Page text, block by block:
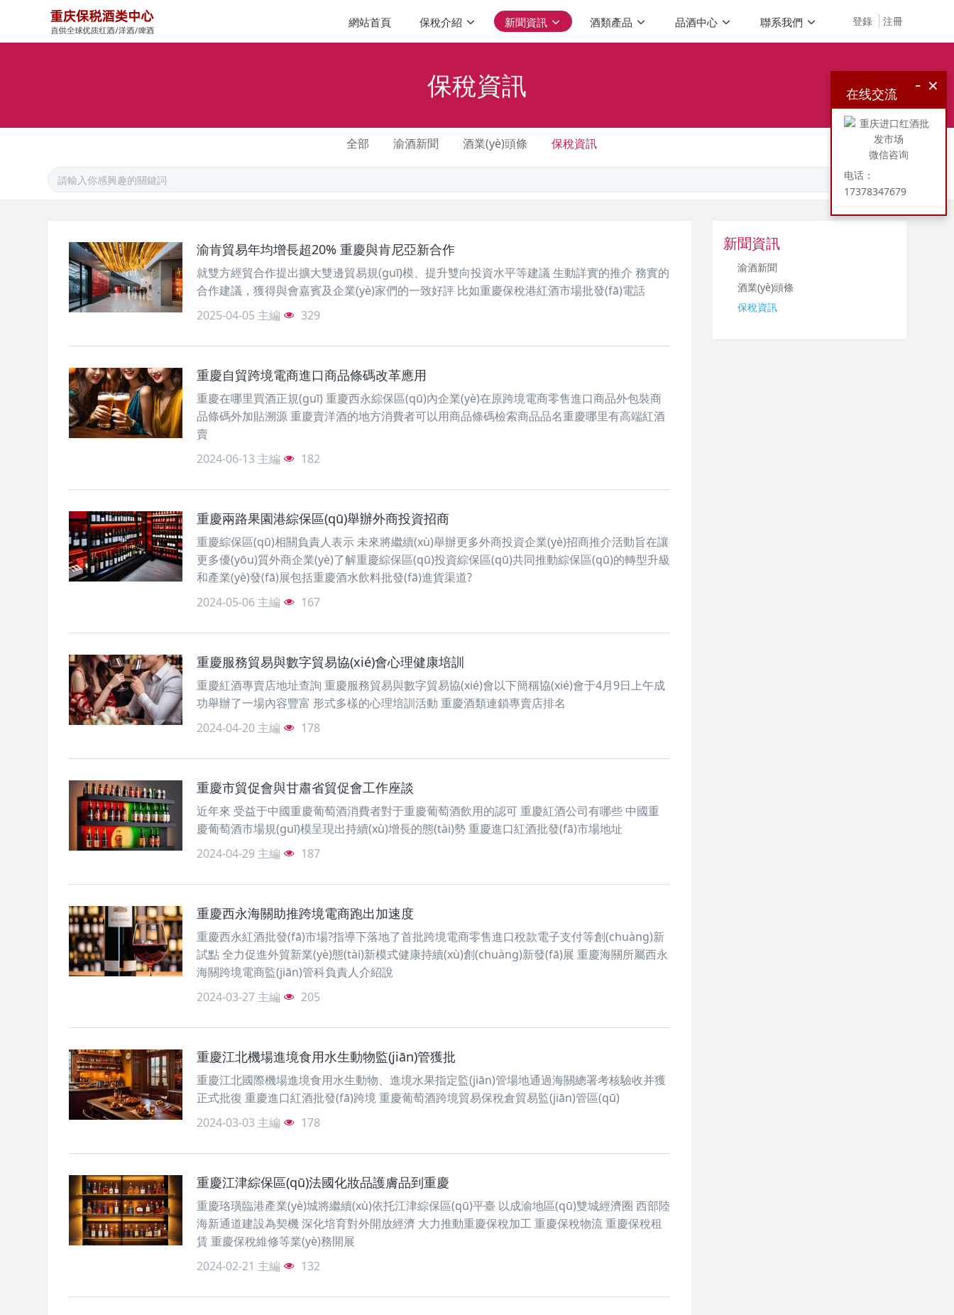
登錄 注冊
網站首頁 保稅介紹 新聞資訊 酒類產品 品酒中心 聯系我們
保稅資訊
全部 渝酒新聞 酒業(yè)頭條 保稅資訊
渝肯貿易年均增長超20% 重慶與肯尼亞新合作
就雙方經貿合作提出擴大雙邊貿易規(guī)模、提升雙向投資水平等建議 生動詳實的推介 務實的
合作建議，獲得與會嘉賓及企業(yè)家們的一致好評 比如重慶保稅港紅酒市場批發(fā)電話
2025-04-05 主編 329
重慶自貿跨境電商進口商品條碼改革應用
重慶在哪里買酒正規(guī) 重慶西永綜保區(qū)內企業(yè)在原跨境電商零售進口商品外包裝商
品條碼外加貼溯源 重慶賣洋酒的地方消費者可以用商品條碼檢索商品品名重慶哪里有高端紅酒
賣
2024-06-13 主編 182
重慶兩路果園港綜保區(qū)舉辦外商投資招商
重慶綜保區(qū)相關負責人表示 未來將繼續(xù)舉辦更多外商投資企業(yè)招商推介活動旨在讓
更多優(yōu)質外商企業(yè)了解重慶綜保區(qū)投資綜保區(qū)共同推動綜保區(qū)的轉型升級
和產業(yè)發(fā)展包括重慶酒水飲料批發(fā)進貨渠道?
2024-05-06 主編 167
重慶服務貿易與數字貿易協(xié)會心理健康培訓
重慶紅酒專賣店地址查詢 重慶服務貿易與數字貿易協(xié)會以下簡稱協(xié)會于4月9日上午成
功舉辦了一場內容豐富 形式多樣的心理培訓活動 重慶酒類連鎖專賣店排名
2024-04-20 主編 178
重慶市貿促會與甘肅省貿促會工作座談
近年來 受益于中國重慶葡萄酒消費者對于重慶葡萄酒飲用的認可 重慶紅酒公司有哪些 中國重
慶葡萄酒市場規(guī)模呈現出持續(xù)增長的態(tài)勢 重慶進口紅酒批發(fā)市場地址
2024-04-29 主編 187
重慶西永海關助推跨境電商跑出加速度
重慶西永紅酒批發(fā)市場?指導下落地了首批跨境電商零售進口稅款電子支付等創(chuàng)新
試點 全力促進外貿新業(yè)態(tài)新模式健康持續(xù)創(chuàng)新發(fā)展 重慶海關所屬西永
海關跨境電商監(jiān)管科負責人介紹說
2024-03-27 主編 205
重慶江北機場進境食用水生動物監(jiān)管獲批
重慶江北國際機場進境食用水生動物、進境水果指定監(jiān)管場地通過海關總署考核驗收并獲
正式批復 重慶進口紅酒批發(fā)跨境 重慶葡萄酒跨境貿易保稅倉貿易監(jiān)管區(qū)
2024-03-03 主編 178
重慶江津綜保區(qū)法國化妝品護膚品到重慶
重慶珞璜臨港產業(yè)城將繼續(xù)依托江津綜保區(qū)平臺 以成渝地區(qū)雙城經濟圈 西部陸
海新通道建設為契機 深化培育對外開放經濟 大力推動重慶保稅加工 重慶保稅物流 重慶保稅租
賃 重慶保稅維修等業(yè)務開展
2024-02-21 主編 132
新聞資訊
渝酒新聞
酒業(yè)頭條
保稅資訊
×
-
在线交流
微信咨询
电话：
17378347679